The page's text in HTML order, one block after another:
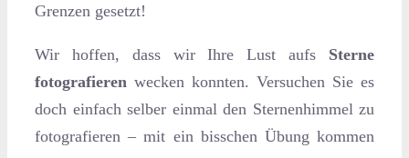
Grenzen gesetzt!
Wir hoffen, dass wir Ihre Lust aufs Sterne
fotografieren wecken konnten. Versuchen Sie es
doch einfach selber einmal den Sternenhimmel zu
fotografieren – mit ein bisschen Übung kommen